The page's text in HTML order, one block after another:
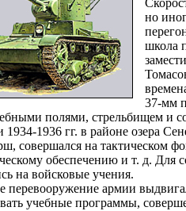
но
школа
37-мм
полями, стрельбищем и
1934-1936 гг. в районе озера
совершался на тактическом
обеспечению и т. д. Для
на войсковые учения.
перевооружение армии
учебные программы,